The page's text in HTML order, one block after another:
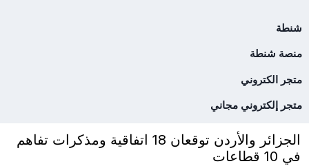
شنطة
منصة شنطة
متجر الكتروني
متجر إلكتروني مجاني
الجزائر والأردن توقعان 18 اتفاقية ومذكرات تفاهم
في 10 قطاعات